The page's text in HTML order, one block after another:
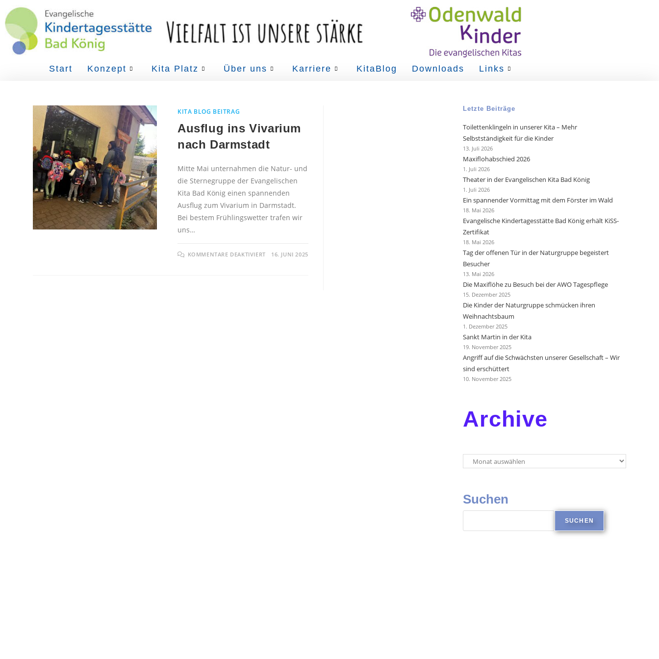
Start Konzept Kita Platz Über uns Karriere KitaBlog Downloads Links
KITA BLOG BEITRAG
Ausflug ins Vivarium
nach Darmstadt
Mitte Mai unternahmen die Natur- und
die Sternegruppe der Evangelischen
Kita Bad König einen spannenden
Ausflug zum Vivarium in Darmstadt.
Bei bestem Frühlingswetter trafen wir
uns…
KOMMENTARE DEAKTIVIERT 16. JUNI 2025
Letzte Beiträge
Toilettenklingeln in unserer Kita – Mehr
Selbstständigkeit für die Kinder
13. Juli 2026
Maxiflohabschied 2026
1. Juli 2026
Theater in der Evangelischen Kita Bad König
1. Juli 2026
Ein spannender Vormittag mit dem Förster im Wald
18. Mai 2026
Evangelische Kindertagesstätte Bad König erhält KiSS-
Zertifikat
18. Mai 2026
Tag der offenen Tür in der Naturgruppe begeistert
Besucher
13. Mai 2026
Die Maxiflöhe zu Besuch bei der AWO Tagespflege
15. Dezember 2025
Die Kinder der Naturgruppe schmücken ihren
Weihnachtsbaum
1. Dezember 2025
Sankt Martin in der Kita
19. November 2025
Angriff auf die Schwächsten unserer Gesellschaft – Wir
sind erschüttert
10. November 2025
Archive
Suchen
SUCHEN